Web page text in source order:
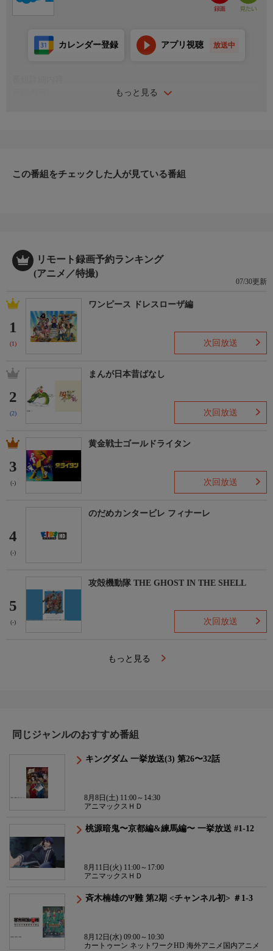
もっと見る
カレンダー登録 アプリ視聴 放送中
「雲のモッくん/へたうまスプレー」
野村道子 ほか
この番組をチェックした人が見ている番組
リモート録画予約ランキング
(アニメ／特撮)
07/30更新
1
(1)
ワンピース ドレスローザ編
次回放送
2
(2)
まんが日本昔ばなし
次回放送
3
(-)
黄金戦士ゴールドライタン
次回放送
4
(-)
のだめカンタービレ フィナーレ
5
(-)
攻殻機動隊 THE GHOST IN THE SHELL
次回放送
もっと見る
同じジャンルのおすすめ番組
キングダム 一挙放送(3) 第26〜32話
8月8日(土) 11:00～14:30
アニマックスＨＤ
桃源暗鬼〜京都編&練馬編〜 一挙放送 #1-12
8月11日(火) 11:00～17:00
アニマックスＨＤ
斉木楠雄のΨ難 第2期 <チャンネル初> ＃1-3
8月12日(水) 09:00～10:30
カートゥーン ネットワークHD 海外アニメ国内アニメ